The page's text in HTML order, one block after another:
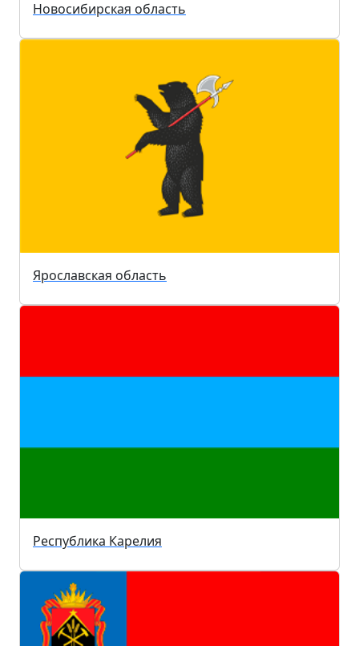
Новосибирская область
Ярославская область
Республика Карелия